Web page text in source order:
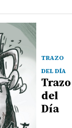
TRAZO
DEL DÍA
Trazo
del
Día